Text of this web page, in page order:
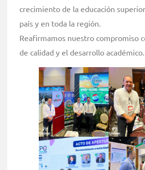
crecimiento de la educación
país y en toda la región.
Reafirmamos nuestro compromiso
de calidad y el desarrollo académico.